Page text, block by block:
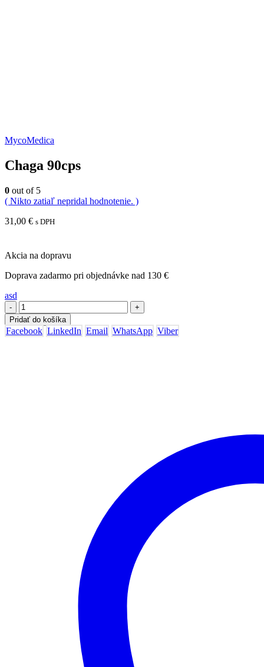
MycoMedica
Chaga 90cps
0 out of 5
( Nikto zatiaľ nepridal hodnotenie. )
31,00 € s DPH
Akcia na dopravu
Doprava zadarmo pri objednávke nad 130 €
asd
-
+
Pridať do košíka
Facebook LinkedIn Email WhatsApp Viber